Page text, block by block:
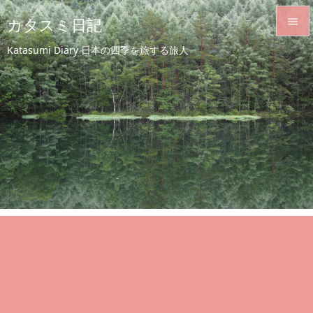
カタスミ日記
Katasumi Diary 日本の四季を旅する旅人


メニュ

サイド

前へ

次へ

検索